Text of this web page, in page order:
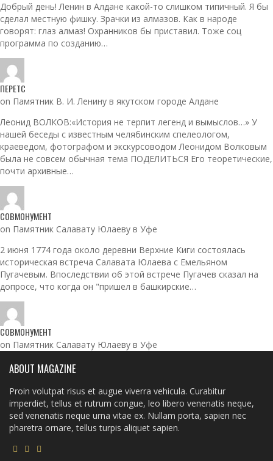
Добрый день! Ленин в Алдане какой-то слишком типичный. Я бы
сделал местную фишку. Зрачки из алмазов. Как в народе
говорят: глаз алмаз! Охранников бы приставил. Тоже соц
программа по созданию…
ПЕРЕТС
on Памятник В. И. Ленину в якутском городе Алдане
Леонид ВОЛКОВ:«История не терпит легенд и вымыслов…» У
нашей беседы с известным челябинским спелеологом,
краеведом, фотографом и экскурсоводом Леонидом Волковым
была не совсем обычная тема ПОДЕЛИТЬСЯ Его теоретические,
почти архивные…
СОВМОНУМЕНТ
on Памятник Салавату Юлаеву в Уфе
2 июня 1774 года около деревни Верхние Киги состоялась
историческая встреча Салавата Юлаева с Емельяном
Пугачевым. Впоследствии об этой встрече Пугачев сказал на
допросе, что когда он "пришел в башкирские…
СОВМОНУМЕНТ
on Памятник Салавату Юлаеву в Уфе
ABOUT MAGAZINE
Proin volutpat risus et augue viverra vehicula. Curabitur
imperdiet, tellus et rutrum congue, leo libero venenatis neque,
sed venenatis neque urna vitae ex. Nullam porta, sapien nec
pharetra ornare, tellus turpis aliquet sapien.